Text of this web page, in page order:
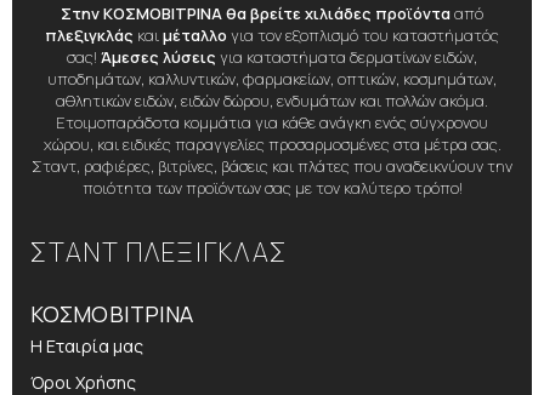
Στην ΚΟΣΜΟΒΙΤΡΙΝΑ θα βρείτε χιλιάδες προϊόντααπό
πλεξιγκλάς καιμέταλλο για τον εξοπλισμό του καταστήματός
σας! Άμεσες λύσεις για καταστήματα δερματίνων ειδών,
υποδημάτων, καλλυντικών, φαρμακείων, οπτικών, κοσμημάτων,
αθλητικών ειδών, ειδών δώρου, ενδυμάτων και πολλών ακόμα.
Ετοιμοπαράδοτα κομμάτια για κάθε ανάγκη ενός σύγχρονου
χώρου, και ειδικές παραγγελίες προσαρμοσμένες στα μέτρα σας.
Σταντ, ραφιέρες, βιτρίνες, βάσεις και πλάτες που αναδεικνύουν την
ποιότητα των προϊόντων σας με τον καλύτερο τρόπο!
ΣΤΑΝΤ ΠΛΕΞΙΓΚΛΑΣ
ΚΟΣΜΟΒΙΤΡΙΝΑ
Η Εταιρία μας
Όροι Χρήσης